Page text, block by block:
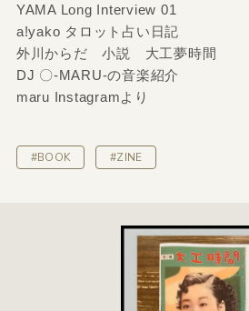
YAMA Long Interview 01
a!yako タロット占い日記
外川からだ 小説 大工夢時間
DJ 〇-MARU-の音楽紹介
maru Instagramより
#BOOK #ZINE